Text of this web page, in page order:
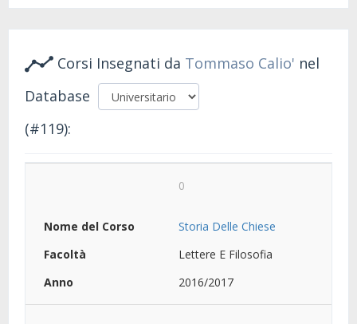
Corsi Insegnati da Tommaso Calio'
Database
(#119):
0
Storia Delle Chiese
Lettere E Filosofia
2016/2017